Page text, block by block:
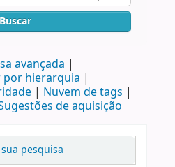
Buscar
avançada
por hierarquia
Nuvem de tags
de aquisição
pesquisa